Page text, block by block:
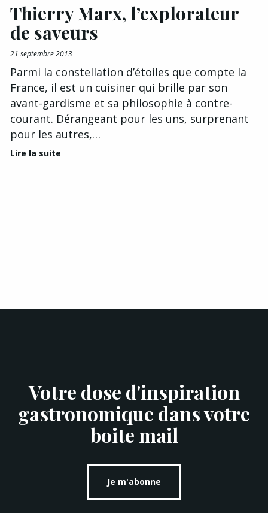
Thierry Marx, l’explorateur
de saveurs
21 septembre 2013
Parmi la constellation d’étoiles que compte la
France, il est un cuisiner qui brille par son
avant-gardisme et sa philosophie à contre-
courant. Dérangeant pour les uns, surprenant
pour les autres,…
Lire la suite
Votre dose d'inspiration
gastronomique dans votre
boite mail
Je m'abonne